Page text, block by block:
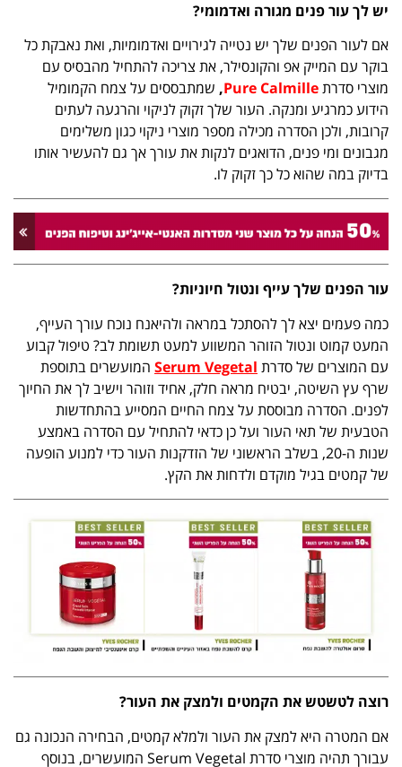
יש לך עור פנים מגורה ואדמומי?
אם לעור הפנים שלך יש נטייה לגירויים ואדמומיות, ואת נאבקת כל
בוקר עם המייק אפ והקונסילר, את צריכה להתחיל מהבסיס עם
מוצרי סדרתPure Calmille
, שמתבססים על צמח הקמומיל
הידוע כמרגיע ומנקה. העור שלך זקוק לניקוי והרגעה לעתים
קרובות, ולכן הסדרה מכילה מספר מוצרי ניקוי כגון משלימים
מגבונים ומי פנים, הדואגים לנקות את עורך אך גם להעשיר אותו
בדיוק במה שהוא כל כך זקוק לו.
עור הפנים שלך עייף ונטול חיוניות?
כמה פעמים יצא לך להסתכל במראה ולהיאנח נוכח עורך העייף,
המעט קמוט ונטול הזוהר המשווע למעט תשומת לב? טיפול קבוע
עם המוצרים של סדרת Serum Vegetal המועשרים בתוספת
שרף עץ השיטה, יבטיח מראה חלק, אחיד וזוהר וישיב לך את החיוך
לפנים. הסדרה מבוססת על צמח החיים המסייע בהתחדשות
הטבעית של תאי העור ועל כן כדאי להתחיל עם הסדרה באמצע
שנות ה-20, בשלב הראשוני של הזדקנות העור כדי למנוע הופעה
של קמטים בגיל מוקדם ולדחות את הקץ.
רוצה לטשטש את הקמטים ולמצק את העור?
אם המטרה היא למצק את העור ולמלא קמטים, הבחירה הנכונה גם
עבורך תהיה מוצרי סדרת Serum Vegetal המועשרים, בנוסף